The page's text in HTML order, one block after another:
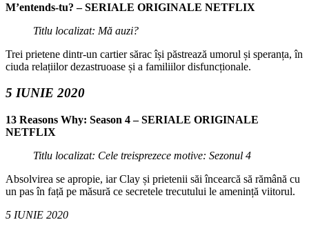
M’entends-tu? – SERIALE ORIGINALE NETFLIX
Titlu localizat: Mă auzi?
Trei prietene dintr-un cartier sărac își păstrează umorul și speranța, în
ciuda relațiilor dezastruoase și a familiilor disfuncționale.
5 IUNIE 2020
13 Reasons Why: Season 4 – SERIALE ORIGINALE
NETFLIX
Titlu localizat: Cele treisprezece motive: Sezonul 4
Absolvirea se apropie, iar Clay și prietenii săi încearcă să rămână cu
un pas în față pe măsură ce secretele trecutului le amenință viitorul.
5 IUNIE 2020